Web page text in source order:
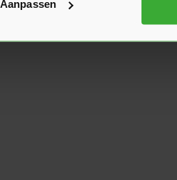
Aanpassen